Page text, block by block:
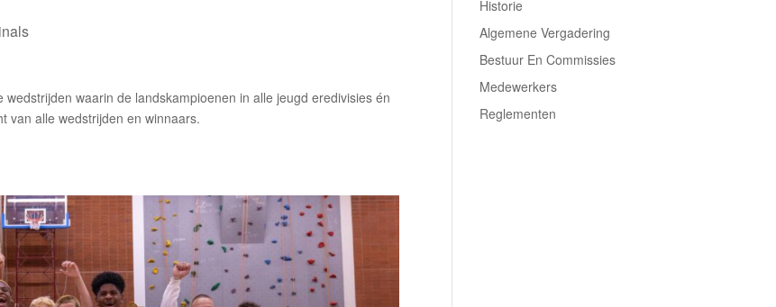
waarin de landskampioenen in alle jeugd eredivisies én
van alle wedstrijden en winnaars.
Historie
Algemene Vergadering
Bestuur En Commissies
Medewerkers
Reglementen